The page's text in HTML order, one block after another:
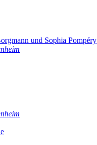
und Sophia Pompéry